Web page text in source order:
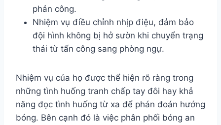
phản công.
Nhiệm vụ điều chỉnh nhịp điệu, đảm bảo
đội hình không bị hở sườn khi chuyển trạng
thái từ tấn công sang phòng ngự.
Nhiệm vụ của họ được thể hiện rõ ràng trong
những tình huống tranh chấp tay đôi hay khả
năng đọc tình huống từ xa để phán đoán hướng
bóng. Bên cạnh đó là việc phân phối bóng an